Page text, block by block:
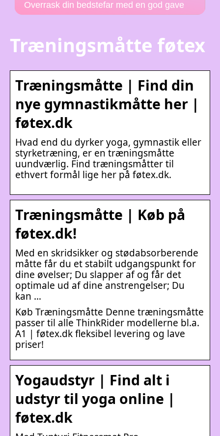
Overrask din bedstefar med en god gave
Træningsmåtte føtex
Træningsmåtte | Find din
nye gymnastikmåtte her |
føtex.dk
Hvad end du dyrker yoga, gymnastik eller
styrketræning, er en træningsmåtte
uundværlig. Find træningsmåtter til
ethvert formål lige her på føtex.dk.
Træningsmåtte | Køb på
føtex.dk!
Med en skridsikker og stødabsorberende
måtte får du et stabilt udgangspunkt for
dine øvelser; Du slapper af og får det
optimale ud af dine anstrengelser; Du
kan …
Køb Træningsmåtte Denne træningsmåtte
passer til alle ThinkRider modellerne bl.a.
A1 | føtex.dk fleksibel levering og lave
priser!
Yogaudstyr | Find alt i
udstyr til yoga online |
føtex.dk